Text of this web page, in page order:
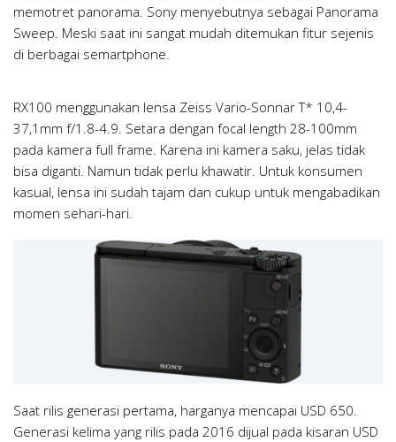
memotret panorama. Sony menyebutnya sebagai Panorama
Sweep. Meski saat ini sangat mudah ditemukan fitur sejenis
di berbagai semartphone.
RX100 menggunakan lensa Zeiss Vario-Sonnar T* 10,4-
37,1mm f/1.8-4.9. Setara dengan focal length 28-100mm
pada kamera full frame. Karena ini kamera saku, jelas tidak
bisa diganti. Namun tidak perlu khawatir. Untuk konsumen
kasual, lensa ini sudah tajam dan cukup untuk mengabadikan
momen sehari-hari.
Saat rilis generasi pertama, harganya mencapai USD 650.
Generasi kelima yang rilis pada 2016 dijual pada kisaran USD